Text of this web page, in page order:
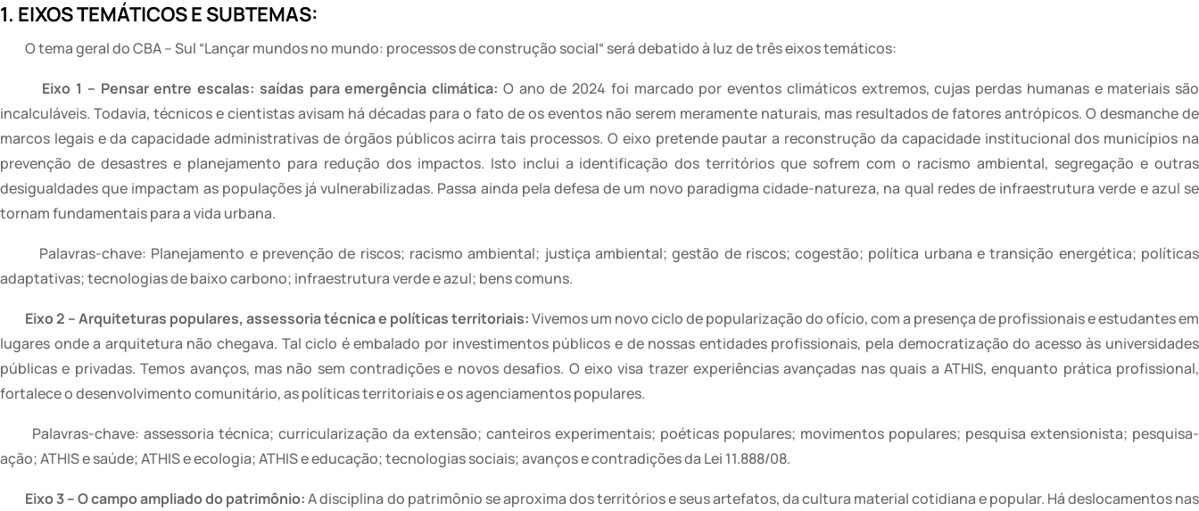
1. EIXOS TEMÁTICOS E SUBTEMAS:
O tema geral do CBA – Sul “Lançar mundos no mundo: processos de construção social“ será debatido à luz de três eixos temáticos:
Eixo 1 – Pensar entre escalas: saídas para emergência climática: O ano de 2024 foi marcado por eventos climáticos extremos, cujas perdas humanas e materiais são
incalculáveis. Todavia, técnicos e cientistas avisam há décadas para o fato de os eventos não serem meramente naturais, mas resultados de fatores antrópicos. O desmanche de
marcos legais e da capacidade administrativas de órgãos públicos acirra tais processos. O eixo pretende pautar a reconstrução da capacidade institucional dos municípios na
prevenção de desastres e planejamento para redução dos impactos. Isto inclui a identificação dos territórios que sofrem com o racismo ambiental, segregação e outras
desigualdades que impactam as populações já vulnerabilizadas. Passa ainda pela defesa de um novo paradigma cidade-natureza, na qual redes de infraestrutura verde e azul se
tornam fundamentais para a vida urbana.
Palavras-chave: Planejamento e prevenção de riscos; racismo ambiental; justiça ambiental; gestão de riscos; cogestão; política urbana e transição energética; políticas
adaptativas; tecnologias de baixo carbono; infraestrutura verde e azul; bens comuns.
Eixo 2 – Arquiteturas populares, assessoria técnica e políticas territoriais:Vivemos um novo ciclo de popularização do ofício, com a presença de profissionais e estudantes em
lugares onde a arquitetura não chegava. Tal ciclo é embalado por investimentos públicos e de nossas entidades profissionais, pela democratização do acesso às universidades
públicas e privadas. Temos avanços, mas não sem contradições e novos desafios. O eixo visa trazer experiências avançadas nas quais a ATHIS, enquanto prática profissional,
fortalece o desenvolvimento comunitário, as políticas territoriais e os agenciamentos populares.
Palavras-chave: assessoria técnica; curricularização da extensão; canteiros experimentais; poéticas populares; movimentos populares; pesquisa extensionista; pesquisa-
ação; ATHIS e saúde; ATHIS e ecologia; ATHIS e educação; tecnologias sociais; avanços e contradições da Lei 11.888/08.
Eixo 3 – O campo ampliado do patrimônio:A disciplina do patrimônio se aproxima dos territórios e seus artefatos, da cultura material cotidiana e popular. Há deslocamentos nas